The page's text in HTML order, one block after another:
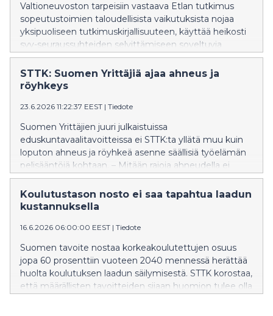
Valtioneuvoston tarpeisiin vastaava Etlan tutkimus
sopeutustoimien taloudellisista vaikutuksista nojaa
yksipuoliseen tutkimuskirjallisuuteen, käyttää heikosti
syy-seuraussuhteiden selvittämiseen soveltuvia
menetelmiä ja vetää tutkimukseen nähden liian
vahvat johtopäätökset. STTK:n mielestä Suomen
talouspolitiikan tueksi tarvitaan monipuolisempaa
STTK: Suomen Yrittäjiä ajaa ahneus ja
röyhkeys
23.6.2026 11:22:37 EEST | Tiedote
Suomen Yrittäjien juuri julkaistuissa
eduskuntavaalitavoitteissa ei STTK:ta yllätä muu kuin
loputon ahneus ja röyhkeä asenne säällisiä työelämän
pelisääntöjä kohtaan. – Mitään rajoja ahneudella ei
näytä yrittäjäjärjestössä olevan. Nykyinen hallitus on jo
tehnyt mittavia heikennyksiä työlainsäädäntöön ja
sosiaaliturvaan, mutta mikään ei riitä. Valitetaan
halutaan napsia lomia lyhyemmiksi, puheenjohtaja
Else-Mai Kirvesniemi hämmästelee. Suomen Yrittäjiltä
on jäänyt huomaamatta, että vaikka Orpon hallitus on
tehnyt hallitusohjelmansa mukaiset heikennykset,
Suomen työttömyys on ennätyskorkealla eikä talous
kasva. Hallituksen toimilla ei myöskään ole pystytty
Koulutustason nosto ei saa tapahtua laadun
kustannuksella
16.6.2026 06:00:00 EEST | Tiedote
Suomen tavoite nostaa korkeakoulutettujen osuus
jopa 60 prosenttiin vuoteen 2040 mennessä herättää
huolta koulutuksen laadun säilymisestä. STTK korostaa,
että määrällisten tavoitteiden sijaan huomion tulee olla